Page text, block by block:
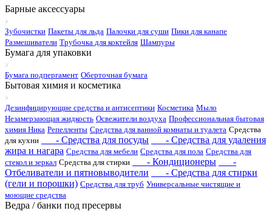
Барные аксессуары
Зубочистки Пакеты для льда Палочки для суши Пики для канапе
Размешиватели Трубочка для коктейля Шампуры
Бумага для упаковки
Бумага подпергамент Оберточная бумага
Бытовая химия и косметика
Дезинфицирующие средства и антисептики Косметика Мыло
Незамерзающая жидкость Освежители воздуха Профессиональная бытовая
химия Ника Репелленты Средства для ванной комнаты и туалета Средства
для кухни
- Средства для посуды
- Средства для удаления
жира и нагара Средства для мебели Средства для пола Средства для
стекол и зеркал Средства для стирки - Кондиционеры
-
Отбеливатели и пятновыводители
- Средства для стирки
(гели и порошки) Средства для труб Универсальные чистящие и
моющие средства
Ведра / банки под пресервы